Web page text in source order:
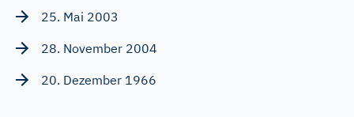
25. Mai 2003
28. November 2004
20. Dezember 1966